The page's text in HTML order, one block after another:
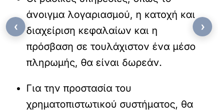
άνοιγμα λογαριασμού, η κατοχή και
διαχείριση κεφαλαίων και η
πρόσβαση σε τουλάχιστον ένα μέσο
πληρωμής, θα είναι δωρεάν.
Για την προστασία του
χρηματοπιστωτικού συστήματος, θα
‹ ›